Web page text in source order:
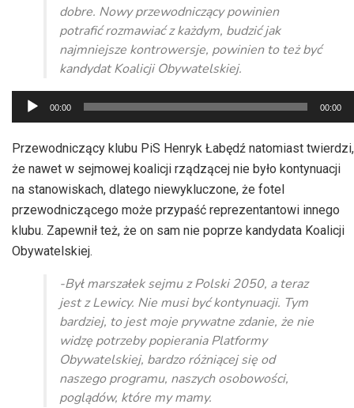
dobre. Nowy przewodniczący powinien
potrafić rozmawiać z każdym, budzić jak
najmniejsze kontrowersje, powinien to też być
kandydat Koalicji Obywatelskiej.
Odtwarzacz
plików
dźwiękowych
00:00 00:00
Przewodniczący klubu PiS Henryk Łabędź natomiast twierdzi,
że nawet w sejmowej koalicji rządzącej nie było kontynuacji
na stanowiskach, dlatego niewykluczone, że fotel
przewodniczącego może przypaść reprezentantowi innego
klubu. Zapewnił też, że on sam nie poprze kandydata Koalicji
Obywatelskiej.
-Był marszałek sejmu z Polski 2050, a teraz
jest z Lewicy. Nie musi być kontynuacji. Tym
bardziej, to jest moje prywatne zdanie, że nie
widzę potrzeby popierania Platformy
Obywatelskiej, bardzo różniącej się od
naszego programu, naszych osobowości,
poglądów, które my mamy.